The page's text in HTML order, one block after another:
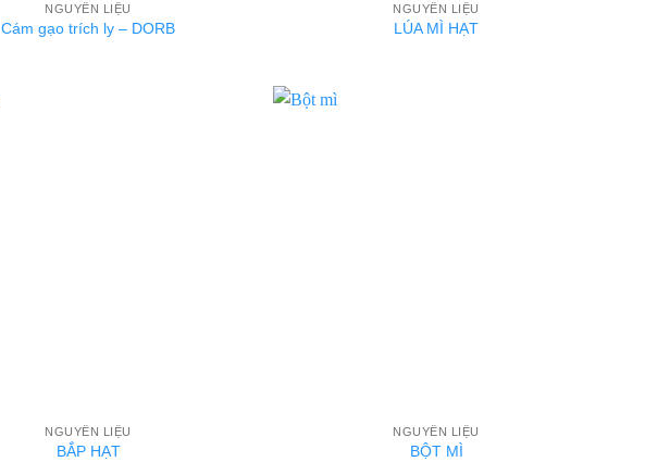
NGUYÊN LIỆU
Cám gạo trích ly – DORB
NGUYÊN LIỆU
LÚA MÌ HẠT
NGUYÊN LIỆU
BẮP HẠT
NGUYÊN LIỆU
BỘT MÌ